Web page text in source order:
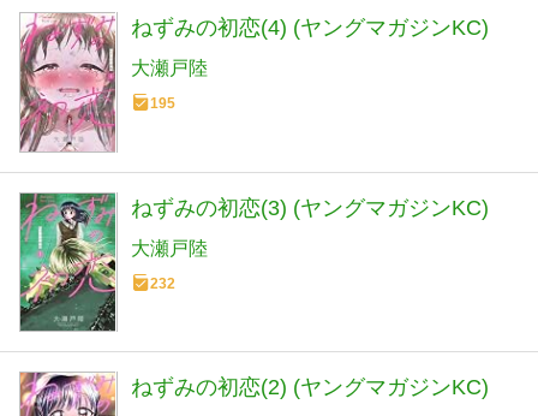
ねずみの初恋(4) (ヤングマガジンKC)
大瀬戸陸
195
ねずみの初恋(3) (ヤングマガジンKC)
大瀬戸陸
232
ねずみの初恋(2) (ヤングマガジンKC)